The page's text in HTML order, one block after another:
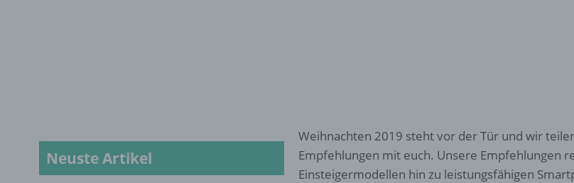
Weihnachten 2019 steht vor der Tür und wir
Empfehlungen mit euch. Unsere Empfehlungen
Einsteigermodellen hin zu leistungsfähigen
Neuste Artikel